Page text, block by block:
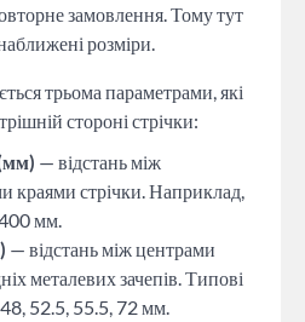
замовлення. Тому тут
розміри.
трьома параметрами, які
стороні стрічки:
— відстань між
краями стрічки. Наприклад,
мм.
— відстань між центрами
металевих зачепів. Типові
52.5, 55.5, 72 мм.